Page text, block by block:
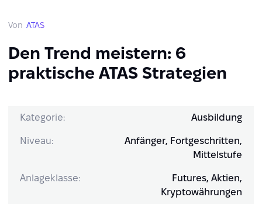
Von ATAS
Den Trend meistern: 6
praktische ATAS Strategien
Kategorie: Ausbildung
Niveau:
Anfänger, Fortgeschritten,
Mittelstufe
Anlageklasse:
Futures, Aktien,
Kryptowährungen